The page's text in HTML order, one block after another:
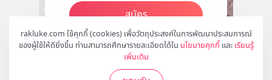
rakluke.com ใช้คุกกี้ (cookies) เพื่อวัตถุประสงค์ในการพัฒนาประสบการณ์
ของผู้ใช้ให้ดียิ่งขึ้น ท่านสามารถศึกษารายละเอียดได้ใน นโยบายคุกกี้ และ เรียนรู้
เพิ่มเติม
สมัคร